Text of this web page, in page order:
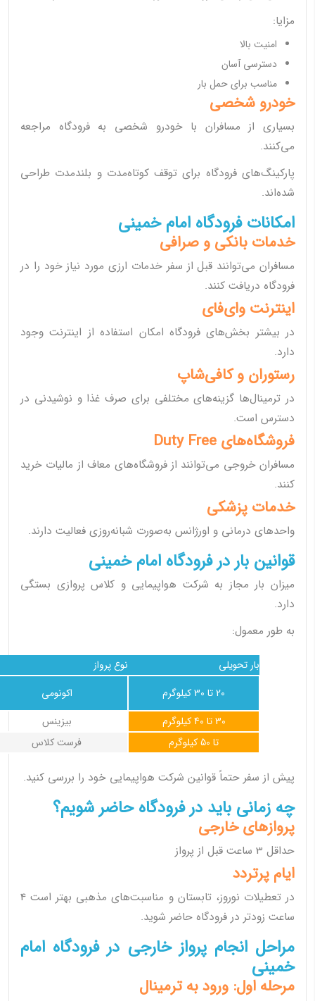
مزایا:
امنیت بالا
دسترسی آسان
مناسب برای حمل بار
خودرو شخصی
بسیاری از مسافران با خودرو شخصی به فرودگاه مراجعه
می‌کنند.
پارکینگ‌های فرودگاه برای توقف کوتاه‌مدت و بلندمدت طراحی
شده‌اند.
امکانات فرودگاه امام خمینی
خدمات بانکی و صرافی
مسافران می‌توانند قبل از سفر خدمات ارزی مورد نیاز خود را در
فرودگاه دریافت کنند.
اینترنت وای‌فای
در بیشتر بخش‌های فرودگاه امکان استفاده از اینترنت وجود
دارد.
رستوران و کافی‌شاپ
در ترمینال‌ها گزینه‌های مختلفی برای صرف غذا و نوشیدنی در
دسترس است.
فروشگاه‌های Duty Free
مسافران خروجی می‌توانند از فروشگاه‌های معاف از مالیات خرید
کنند.
خدمات پزشکی
واحدهای درمانی و اورژانس به‌صورت شبانه‌روزی فعالیت دارند.
قوانین بار در فرودگاه امام خمینی
میزان بار مجاز به شرکت هواپیمایی و کلاس پروازی بستگی
دارد.
به طور معمول:
نوع پرواز
بار تحویلی
اکونومی
20 تا 30 کیلوگرم
بیزینس
30 تا 40 کیلوگرم
فرست کلاس
تا 50 کیلوگرم
پیش از سفر حتماً قوانین شرکت هواپیمایی خود را بررسی کنید.
چه زمانی باید در فرودگاه حاضر شویم؟
پروازهای خارجی
حداقل 3 ساعت قبل از پرواز
ایام پرتردد
در تعطیلات نوروز، تابستان و مناسبت‌های مذهبی بهتر است 4
ساعت زودتر در فرودگاه حاضر شوید.
مراحل انجام پرواز خارجی در فرودگاه امام
خمینی
مرحله اول: ورود به ترمینال